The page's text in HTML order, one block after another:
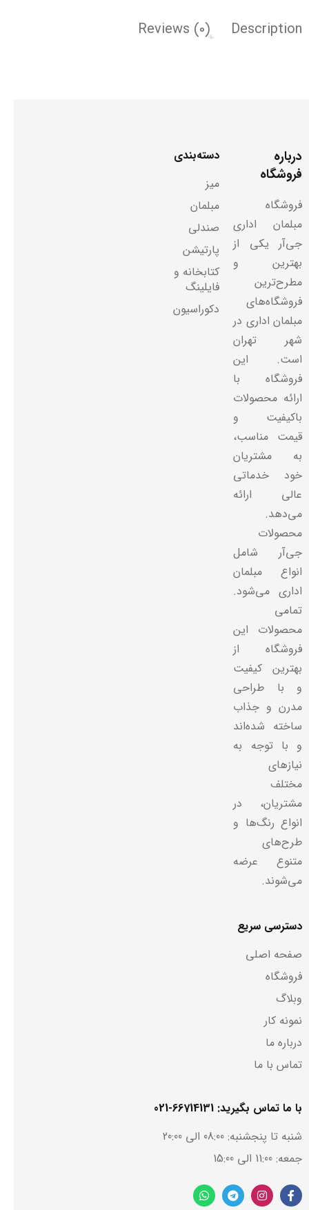
Description
Reviews (0)
درباره
فروشگاه
فروشگاه
مبلمان اداری
جی‌آر یکی از
بهترین و
مطرح‌ترین
فروشگاه‌های
مبلمان اداری در
شهر تهران
است. این
فروشگاه با
ارائه محصولات
باکیفیت و
قیمت مناسب،
به مشتریان
خود خدماتی
عالی ارائه
می‌دهد.
محصولات
جی‌آر شامل
انواع مبلمان
اداری می‌شود.
تمامی
محصولات این
فروشگاه از
بهترین کیفیت
و با طراحی
مدرن و جذاب
ساخته شده‌اند
و با توجه به
نیازهای
مختلف
مشتریان، در
انواع رنگ‌ها و
طرح‌های
متنوع عرضه
می‌شوند.
دسته‌بندی
میز
مبلمان
صندلی
پارتیشن
کتابخانه و
فایلینگ
دکوراسیون
دسترسی سریع
صفحه اصلی
فروشگاه
وبلاگ
نمونه کار
درباره ما
تماس با ما
با ما تماس بگیرید: 66714131-021
شنبه تا پنجشنبه: 08:00 الی 20:00
جمعه: 11:00 الی 15:00